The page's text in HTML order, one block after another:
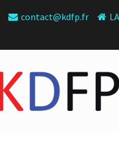
contact@kdfp.fr